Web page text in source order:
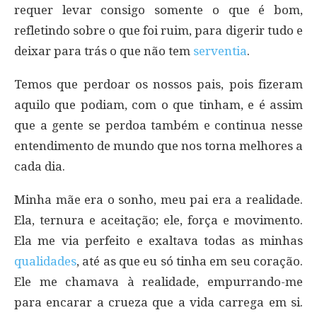
requer levar consigo somente o que é bom,
refletindo sobre o que foi ruim, para digerir tudo e
deixar para trás o que não tem serventia.
Temos que perdoar os nossos pais, pois fizeram
aquilo que podiam, com o que tinham, e é assim
que a gente se perdoa também e continua nesse
entendimento de mundo que nos torna melhores a
cada dia.
Minha mãe era o sonho, meu pai era a realidade.
Ela, ternura e aceitação; ele, força e movimento.
Ela me via perfeito e exaltava todas as minhas
qualidades, até as que eu só tinha em seu coração.
Ele me chamava à realidade, empurrando-me
para encarar a crueza que a vida carrega em si.